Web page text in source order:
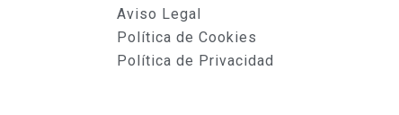
Aviso Legal
Política de Cookies
Política de Privacidad